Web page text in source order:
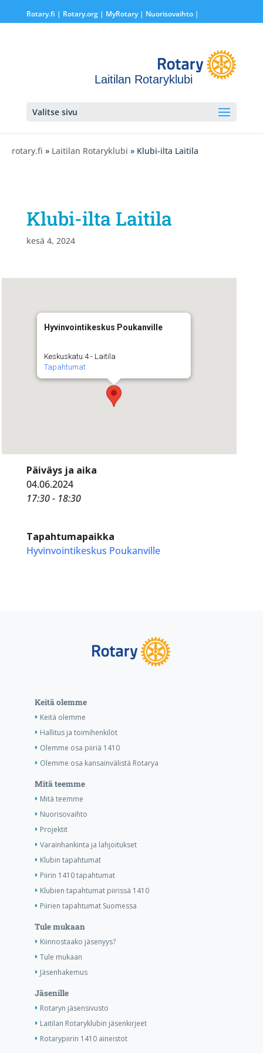
Rotary.fi | Rotary.org| MyRotary | Nuorisovaihto|
Laitilan Rotaryklubi
Valitse sivu
rotary.fi » Laitilan Rotaryklubi » Klubi-ilta Laitila
Klubi-ilta Laitila
kesä 4, 2024
Hyvinvointikeskus Poukanville
Keskuskatu 4 - Laitila
Tapahtumat
Päiväys ja aika
04.06.2024
17:30 - 18:30
Tapahtumapaikka
Hyvinvointikeskus Poukanville
Keitä olemme
Keitä olemme
Hallitus ja toimihenkilöt
Olemme osa piiriä 1410
Olemme osa kansainvälistä Rotarya
Mitä teemme
Mitä teemme
Nuorisovaihto
Projektit
Varainhankinta ja lahjoitukset
Klubin tapahtumat
Piirin 1410 tapahtumat
Klubien tapahtumat piirissä 1410
Piirien tapahtumat Suomessa
Tule mukaan
Kiinnostaako jäsenyys?
Tule mukaan
Jäsenhakemus
Jäsenille
Rotaryn jäsensivusto
Laitilan Rotaryklubin jäsenkirjeet
Rotarypiirin 1410 aineistot